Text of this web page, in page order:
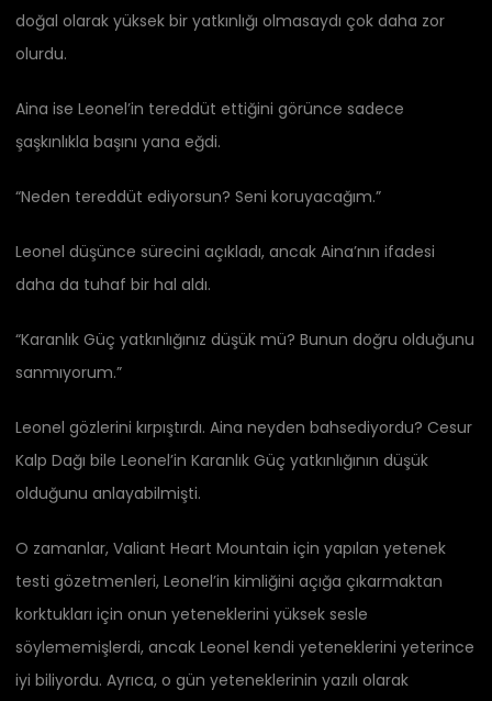
doğal olarak yüksek bir yatkınlığı olmasaydı çok daha zor
olurdu.
Aina ise Leonel’in tereddüt ettiğini görünce sadece
şaşkınlıkla başını yana eğdi.
“Neden tereddüt ediyorsun? Seni koruyacağım.”
Leonel düşünce sürecini açıkladı, ancak Aina’nın ifadesi
daha da tuhaf bir hal aldı.
“Karanlık Güç yatkınlığınız düşük mü? Bunun doğru olduğunu
sanmıyorum.”
Leonel gözlerini kırpıştırdı. Aina neyden bahsediyordu? Cesur
Kalp Dağı bile Leonel’in Karanlık Güç yatkınlığının düşük
olduğunu anlayabilmişti.
O zamanlar, Valiant Heart Mountain için yapılan yetenek
testi gözetmenleri, Leonel’in kimliğini açığa çıkarmaktan
korktukları için onun yeteneklerini yüksek sesle
söylememişlerdi, ancak Leonel kendi yeteneklerini yeterince
iyi biliyordu. Ayrıca, o gün yeteneklerinin yazılı olarak